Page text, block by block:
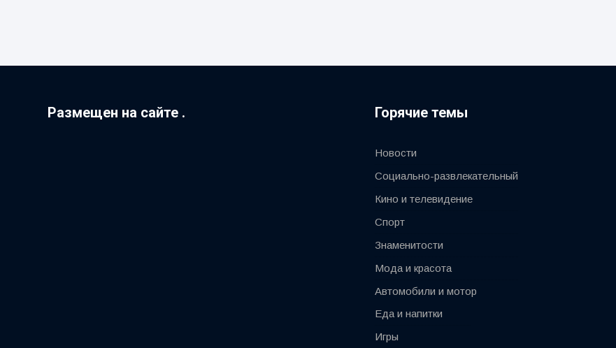
Размещен на сайте . Горячие темы
Новости
Социально-развлекательный
Кино и телевидение
Спорт
Знаменитости
Мода и красота
Автомобили и мотор
Еда и напитки
Игры